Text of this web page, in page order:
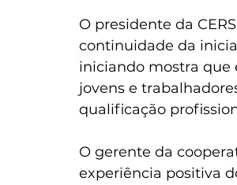
O presidente da
continuidade da
iniciando mostra que
jovens e
qualificação
O gerente da
experiência positiva